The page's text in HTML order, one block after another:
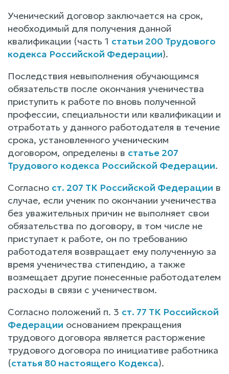
Ученический договор заключается на срок,
необходимый для получения данной
квалификации (часть 1 статьи 200 Трудового
кодекса Российской Федерации).
Последствия невыполнения обучающимся
обязательств после окончания ученичества
приступить к работе по вновь полученной
профессии, специальности или квалификации и
отработать у данного работодателя в течение
срока, установленного ученическим
договором, определены в статье 207
Трудового кодекса Российской Федерации.
Согласно ст. 207 ТК Российской Федерации в
случае, если ученик по окончании ученичества
без уважительных причин не выполняет свои
обязательства по договору, в том числе не
приступает к работе, он по требованию
работодателя возвращает ему полученную за
время ученичества стипендию, а также
возмещает другие понесенные работодателем
расходы в связи с ученичеством.
Согласно положений п. 3 ст. 77 ТК Российской
Федерации основанием прекращения
трудового договора является расторжение
трудового договора по инициативе работника
(статья 80 настоящего Кодекса).